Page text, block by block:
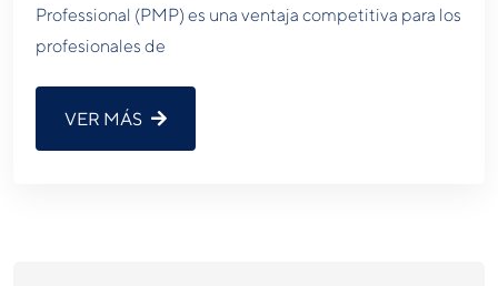
Professional (PMP) es una ventaja competitiva para los
profesionales de
VER MÁS